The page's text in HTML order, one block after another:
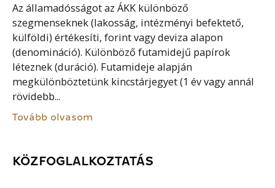
Az államadósságot az ÁKK különböző
szegmenseknek (lakosság, intézményi befektető,
külföldi) értékesíti, forint vagy deviza alapon
(denomináció). Különböző futamidejű papírok
léteznek (duráció). Futamideje alapján
megkülönböztetünk kincstárjegyet (1 év vagy annál
rövidebb...
Tovább olvasom
KÖZFOGLALKOZTATÁS